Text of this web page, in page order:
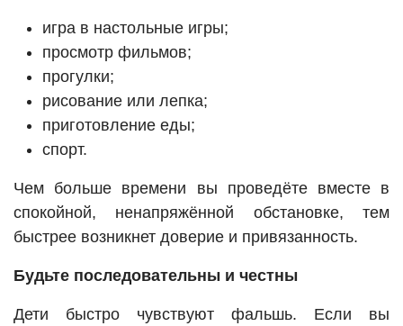
игра в настольные игры;
просмотр фильмов;
прогулки;
рисование или лепка;
приготовление еды;
спорт.
Чем больше времени вы проведёте вместе в
спокойной, ненапряжённой обстановке, тем
быстрее возникнет доверие и привязанность.
Будьте последовательны и честны
Дети быстро чувствуют фальшь. Если вы